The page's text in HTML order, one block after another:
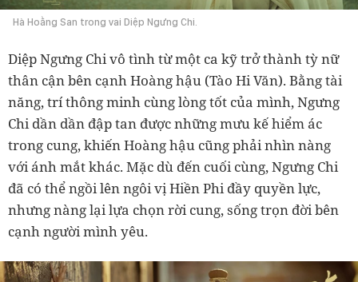
Hà Hoằng San trong vai Diệp Ngưng Chi.
Diệp Ngưng Chi vô tình từ một ca kỹ trở thành tỳ nữ
thân cận bên cạnh Hoàng hậu (Tào Hi Văn). Bằng tài
năng, trí thông minh cùng lòng tốt của mình, Ngưng
Chi dần dần đập tan được những mưu kế hiểm ác
trong cung, khiến Hoàng hậu cũng phải nhìn nàng
với ánh mắt khác. Mặc dù đến cuối cùng, Ngưng Chi
đã có thể ngồi lên ngôi vị Hiền Phi đầy quyền lực,
nhưng nàng lại lựa chọn rời cung, sống trọn đời bên
cạnh người mình yêu.